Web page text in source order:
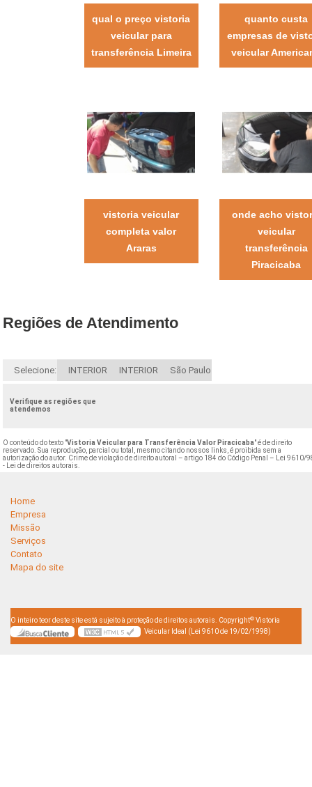
qual o preço vistoria
veicular para
transferência Limeira
quanto custa
empresas de
veicular
vistoria veicular
completa valor
Araras
onde acho
veicular
transferência
Piracicaba
Regiões de Atendimento
Selecione: INTERIOR INTERIOR São Paulo
Verifique as regiões que
atendemos
O conteúdo do texto "Vistoria Veicular para Transferência Valor Piracicaba" é de direito
reservado. Sua reprodução, parcial ou total, mesmo citando nossos links, é proibida sem a
autorização do autor. Crime de violação de direito autoral – artigo 184 do Código Penal –
Lei 9610/
- Lei de direitos autorais
Home
Empresa
Missão
Serviços
Contato
Mapa do site
O inteiro teor deste site está sujeito à proteção de direitos autorais. Copyright© Vistoria
Veicular Ideal (Lei 9610 de 19/02/1998)